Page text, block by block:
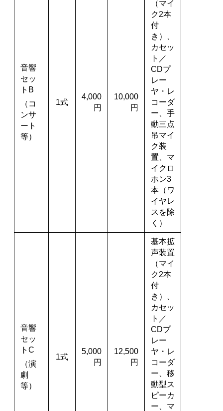
音響
セッ
トB
（コ
ンサ
ート
等）
1式
4,000
円
10,000
円
（マイ
ク2本
付
き）、
カセッ
ト／
CDプ
レー
ヤ・レ
コーダ
ー、手
動三点
吊マイ
ク装
置、マ
イクロ
ホン3
本（ワ
イヤレ
スを除
く）
音響
セッ
トC
（演
劇
等）
1式
5,000
円
12,500
円
基本拡
声装置
（マイ
ク2本
付
き）、
カセッ
ト／
CDプ
レー
ヤ・レ
コーダ
ー、移
動型ス
ピーカ
ー、マ